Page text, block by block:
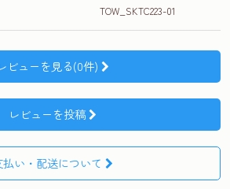
TOW_SKTC223-01
ビューを見る(0件)
レビューを投稿
払い・配送について